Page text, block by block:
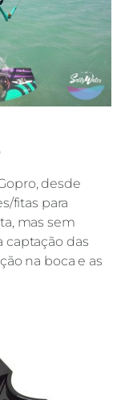
desde
fitas para
mas sem
captação das
na boca e as